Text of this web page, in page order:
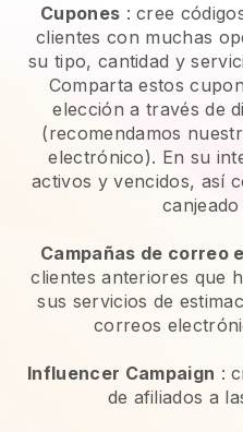
Cupones : cree
clientes con muchas
su tipo, cantidad y
Comparta estos
elección a través de
(recomendamos
electrónico). En su
activos y vencidos, así
Campañas de correo
clientes anteriores que
sus servicios de
correos
Influencer Campaign :
de afiliados a